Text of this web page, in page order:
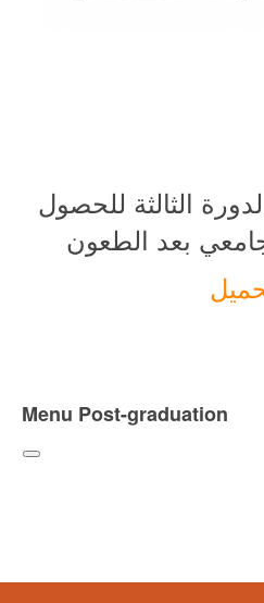
الثالثة للحصول
بعد الطعون
Menu Post-graduation